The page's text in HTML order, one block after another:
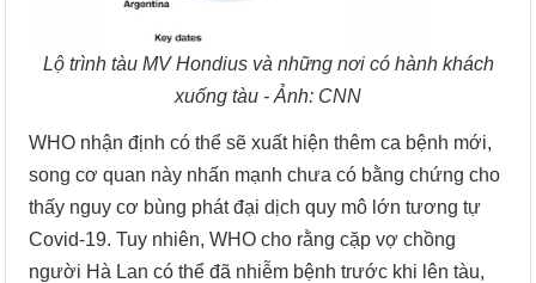
Lộ trình tàu MV Hondius và những nơi có hành khách
xuống tàu - Ảnh: CNN
WHO nhận định có thể sẽ xuất hiện thêm ca bệnh mới,
song cơ quan này nhấn mạnh chưa có bằng chứng cho
thấy nguy cơ bùng phát đại dịch quy mô lớn tương tự
Covid-19. Tuy nhiên, WHO cho rằng cặp vợ chồng
người Hà Lan có thể đã nhiễm bệnh trước khi lên tàu,